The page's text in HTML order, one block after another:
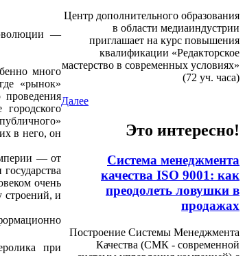
эволюции —
много
«рынок»
в него, он
— от
очень
строений, и
при
Центр дополнительного образования
в области медиаиндустрии
приглашает на курс повышения
квалификации «Редакторское
мастерство в современных условиях»
(72 уч. часа)
Далее
Это интересно!
Система менеджмента
качества ISO 9001: как
преодолеть ловушки в
продажах
Построение Системы Менеджмента
Качества (СМК - современной